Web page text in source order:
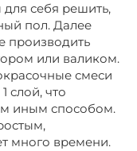
себя решить,
пол. Далее
производить
или валиком.
смеси
слой, что
иным способом.
много времени.